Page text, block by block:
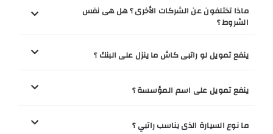
ماذا تختلفون عن الشركات الأخرى ؟ هل هى نفس
الشروط ؟
ينفع تمويل لو راتبى كاش ما ينزل على البنك ؟
ينفع تمويل على اسم المؤسسة ؟
ما نوع السيارة الذى يناسب راتبي ؟